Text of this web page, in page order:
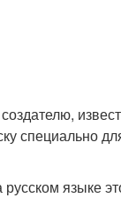
специально
языке